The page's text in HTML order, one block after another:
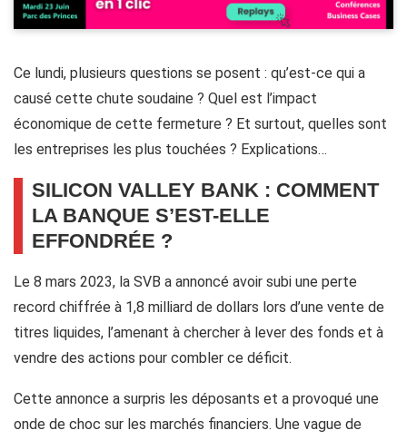
Ce lundi, plusieurs questions se posent : qu’est-ce qui a
causé cette chute soudaine ? Quel est l’impact
économique de cette fermeture ? Et surtout, quelles sont
les entreprises les plus touchées ? Explications…
SILICON VALLEY BANK : COMMENT
LA BANQUE S’EST-ELLE
EFFONDRÉE ?
Le 8 mars 2023, la SVB a annoncé avoir subi une perte
record chiffrée à 1,8 milliard de dollars lors d’une vente de
titres liquides, l’amenant à chercher à lever des fonds et à
vendre des actions pour combler ce déficit.
Cette annonce a surpris les déposants et a provoqué une
onde de choc sur les marchés financiers. Une vague de